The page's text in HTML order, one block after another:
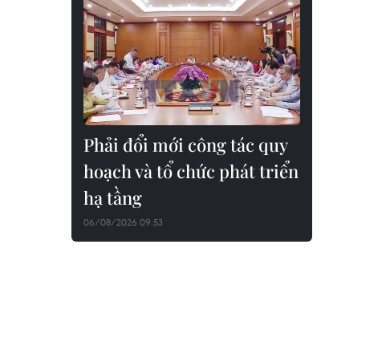
Phải đổi mới công tác quy
hoạch và tổ chức phát triển
hạ tầng
06/08/2026 09:53